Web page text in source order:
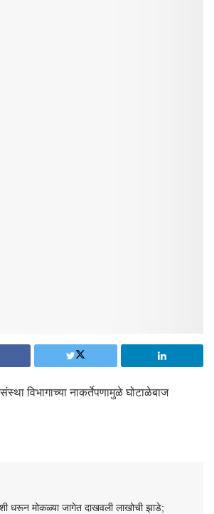
विभागाच्या नाकर्तेपणामुळे घोटाळेबाज
धरून मोकळ्या जागेत दाखवली लाखोची झाडे;